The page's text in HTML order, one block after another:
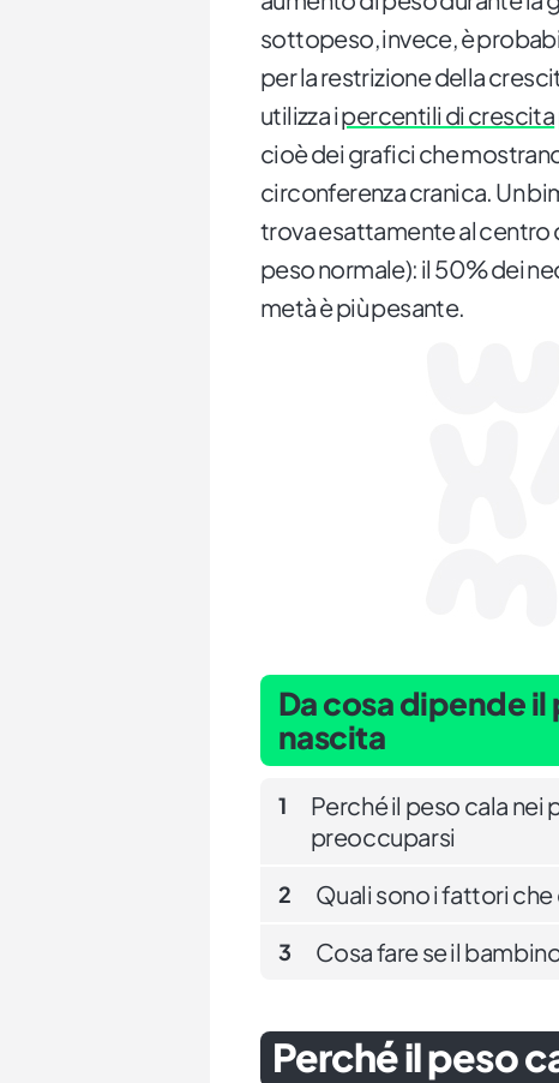
sottopeso, invece, è
per la restrizione della
utilizza ipercentili di crescita
cioè dei grafici che
circonferenza cranica. Un
trova esattamente al centro
peso normale): il 50% dei
metà è più pesante.
Da cosa dipende
nascita
1
Perché il peso cala nei
preoccuparsi
2 Quali sono i fattori
3 Cosa fare se il
Perché il peso